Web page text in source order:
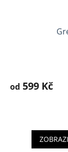
produktu
hvězdiček.
od 599 Kč